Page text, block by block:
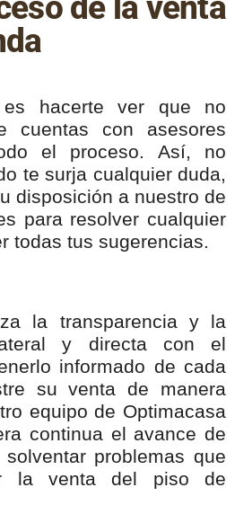
de la venta
es hacerte ver que no
cuentas con asesores
el proceso. Así, no
te surja cualquier duda,
disposición a nuestro de
para resolver cualquier
todas tus sugerencias.
la transparencia y la
y directa con el
informado de cada
su venta de manera
equipo de Optimacasa
continua el avance de
problemas que
la venta del piso de